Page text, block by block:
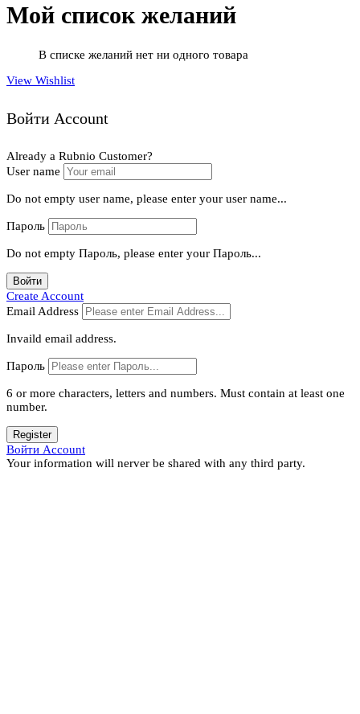
Мой список желаний
В списке желаний нет ни одного товара
View Wishlist
Войти Account
Already a Rubnio Customer?
User name
Do not empty user name, please enter your user name...
Пароль
Do not empty Пароль, please enter your Пароль...
Войти
Create Account
Email Address
Invaild email address.
Пароль
6 or more characters, letters and numbers. Must contain at least one
number.
Register
Войти Account
Your information will nerver be shared with any third party.